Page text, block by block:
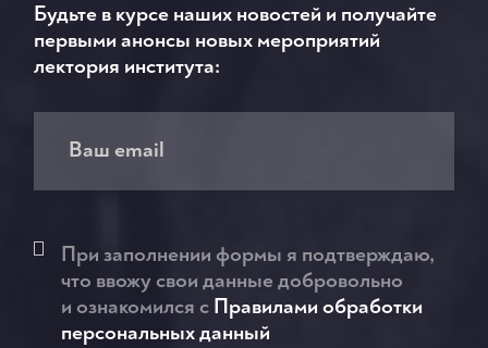
Будьте в курсе наших новостей и получайте
первыми анонсы новых мероприятий
лектория института:
При заполнении формы я подтверждаю,
что ввожу свои данные добровольно
и ознакомился c Правилами обработки
персональных данный